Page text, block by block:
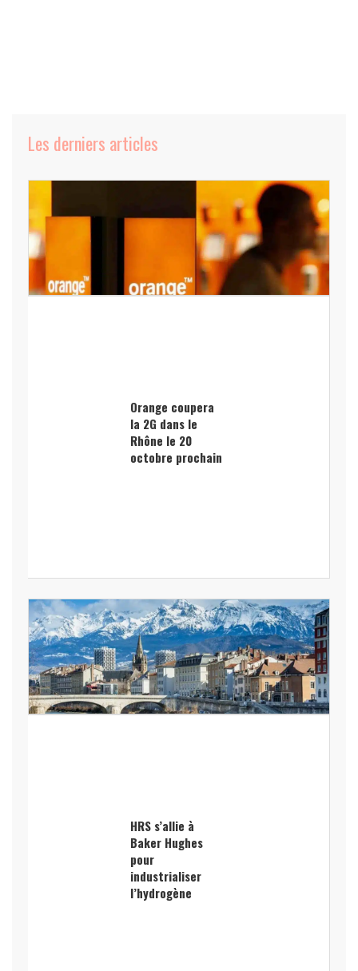
Les derniers articles
Orange coupera
la 2G dans le
Rhône le 20
octobre prochain
HRS s’allie à
Baker Hughes
pour
industrialiser
l’hydrogène